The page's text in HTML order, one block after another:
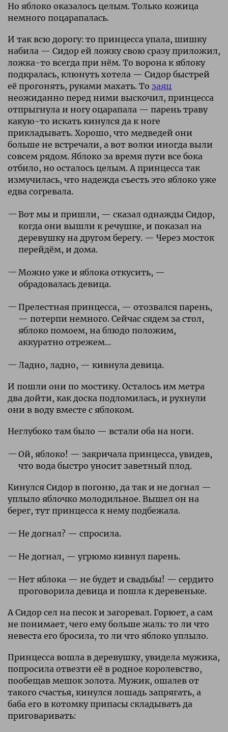
Но яблоко оказалось целым. Только кожица
немного поцарапалась.
И так всю дорогу: то принцесса упала, шишку
набила — Сидор ей ложку свою сразу приложил,
ложка-то всегда при нём. То ворона к яблоку
подкралась, клюнуть хотела — Сидор быстрей
её прогонять, руками махать. То заяц
неожиданно перед ними выскочил, принцесса
отпрыгнула и ногу оцарапала — парень траву
какую-то искать кинулся да к ноге
прикладывать. Хорошо, что медведей они
больше не встречали, а вот волки иногда выли
совсем рядом. Яблоко за время пути все бока
отбило, но осталось целым. А принцесса так
измучилась, что надежда съесть это яблоко уже
едва согревала.
Вот мы и пришли, — сказал однажды Сидор,
когда они вышли к речушке, и показал на
деревушку на другом берегу. — Через мосток
перейдём, и дома.
Можно уже и яблока откусить, —
обрадовалась девица.
Прелестная принцесса, — отозвался парень,
— потерпи немного. Сейчас сядем за стол,
яблоко помоем, на блюдо положим,
аккуратно отрежем…
Ладно, ладно, — кивнула девица.
И пошли они по мостику. Осталось им метра
два дойти, как доска подломилась, и рухнули
они в воду вместе с яблоком.
Неглубоко там было — встали оба на ноги.
Ой, яблоко! — закричала принцесса, увидев,
что вода быстро уносит заветный плод.
Кинулся Сидор в погоню, да так и не догнал —
уплыло яблочко молодильное. Вышел он на
берег, тут принцесса к нему подбежала.
Не догнал? — спросила.
Не догнал, — угрюмо кивнул парень.
Нет яблока — не будет и свадьбы! — сердито
проговорила девица и пошла к деревеньке.
А Сидор сел на песок и загоревал. Горюет, а сам
не понимает, чего ему больше жаль: то ли что
невеста его бросила, то ли что яблоко уплыло.
Принцесса вошла в деревушку, увидела мужика,
попросила отвезти её в родное королевство,
пообещав мешок золота. Мужик, ошалев от
такого счастья, кинулся лошадь запрягать, а
баба его в котомку припасы складывать да
приговаривать: